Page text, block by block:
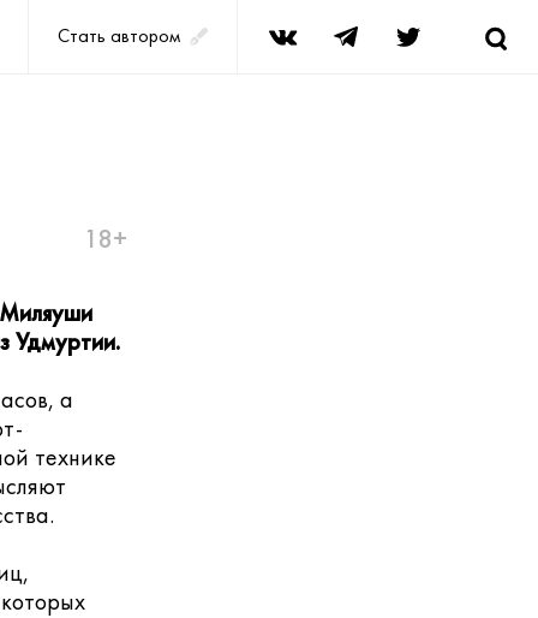
Стать автором
18+
Миляуши
Удмуртии.
а
технике